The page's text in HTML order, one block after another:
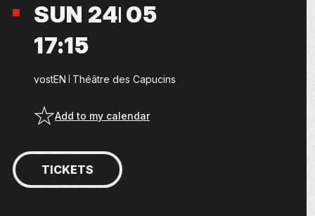
SUN 24 05
17:15
vostEN Théâtre des Capucins
Add to my calendar
TICKETS